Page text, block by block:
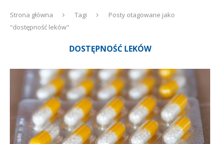
Strona główna Tagi
Posty otagowane jako
"dostępność leków"
DOSTĘPNOŚĆ LEKÓW